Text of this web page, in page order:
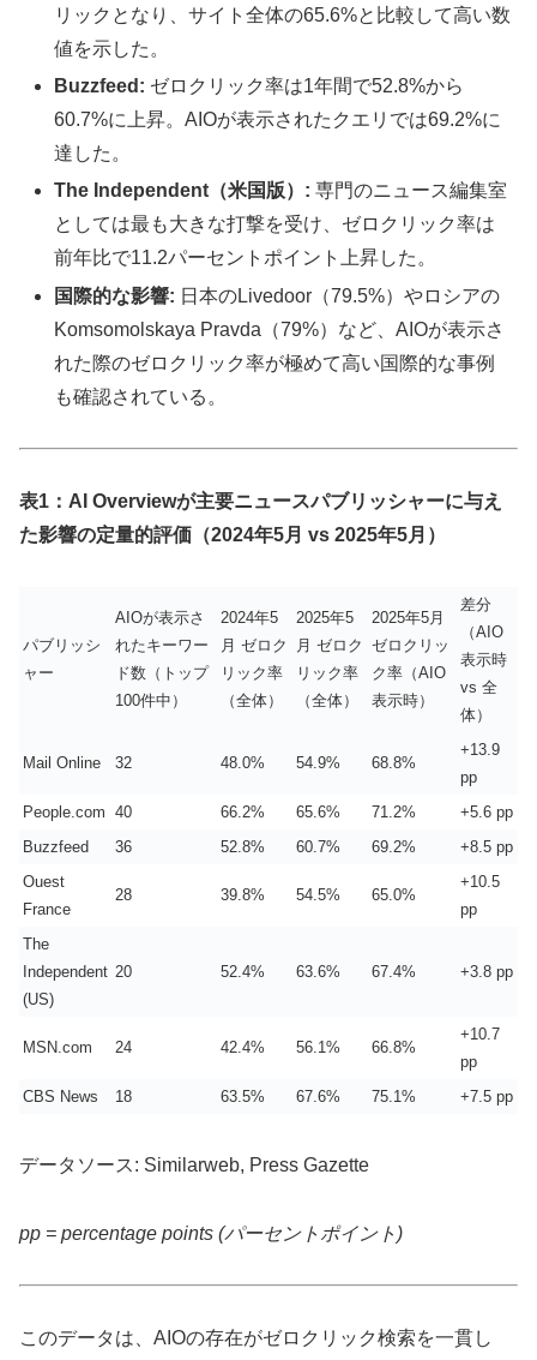
リックとなり、サイト全体の65.6%と比較して高い数
値を示した。
Buzzfeed: ゼロクリック率は1年間で52.8%から
60.7%に上昇。AIOが表示されたクエリでは69.2%に
達した。
The Independent（米国版）: 専門のニュース編集室
としては最も大きな打撃を受け、ゼロクリック率は
前年比で11.2パーセントポイント上昇した。
国際的な影響: 日本のLivedoor（79.5%）やロシアの
Komsomolskaya Pravda（79%）など、AIOが表示さ
れた際のゼロクリック率が極めて高い国際的な事例
も確認されている。
表1：AI Overviewが主要ニュースパブリッシャーに与え
た影響の定量的評価（2024年5月 vs 2025年5月）
パブリッシ
ャー
AIOが表示さ
れたキーワー
ド数（トップ
100件中）
2024年5
月 ゼロク
リック率
（全体）
2025年5
月 ゼロク
リック率
（全体）
2025年5月
ゼロクリッ
ク率（AIO
表示時）
差分
（AIO
表示時
vs 全
体）
Mail Online 32 48.0% 54.9% 68.8%
+13.9
pp
People.com 40 66.2% 65.6% 71.2%
+5.6 pp
Buzzfeed
36 52.8% 60.7% 69.2%
+8.5 pp
Ouest
France
28 39.8% 54.5% 65.0%
+10.5
pp
The
Independent
(US)
20 52.4% 63.6% 67.4% +3.8 pp
MSN.com 24 42.4% 56.1% 66.8%
+10.7
pp
CBS News
18 63.5% 67.6% 75.1% +7.5 pp
データソース: Similarweb, Press Gazette
pp = percentage points (パーセントポイント)
このデータは、AIOの存在がゼロクリック検索を一貫し